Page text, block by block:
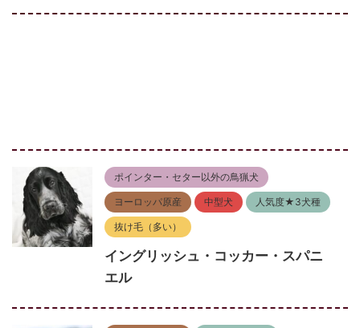
ポインター・セター以外の鳥猟犬
ヨーロッパ原産 中型犬 人気度★3犬種
抜け毛（多い）
イングリッシュ・コッカー・スパニ
エル